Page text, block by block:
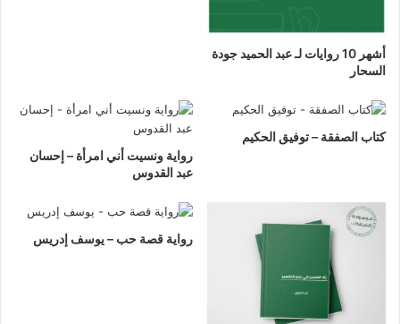
أشهر 10 روايات لـ عبد الحميد جودة
السحار
كتاب الصفقة – توفيق الحكيم
رواية ونسيت أني امرأة – إحسان
عبد القدوس
رواية قصة حب – يوسف إدريس